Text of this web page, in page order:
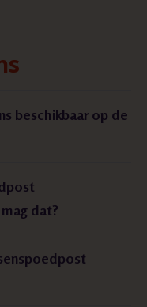
beschikbaar op de
dat?